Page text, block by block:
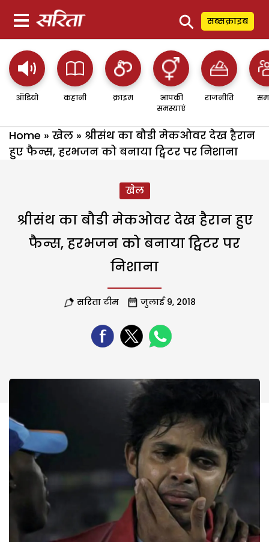
⚲ सब्सक्राइब
ऑडियो कहानी क्राइम
आपकी
समस्याएं
राजनीति
Home » खेल » श्रीसंथ का बौडी मेकओवर देख हैरान
हुए फैन्स, हरभजन को बनाया ट्विटर पर निशाना
खेल
श्रीसंथ का बौडी मेकओवर देख हैरान हुए
फैन्स, हरभजन को बनाया ट्विटर पर
निशाना
सरिता टीम जुलाई 9, 2018